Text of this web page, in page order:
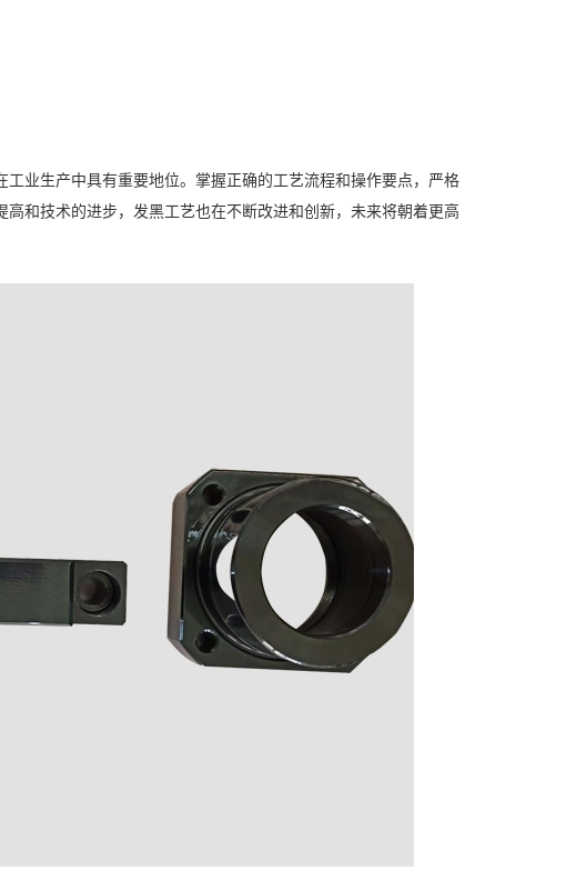
业生产中具有重要地位。掌握正确的工艺流程和操作要点，严格
和技术的进步，发黑工艺也在不断改进和创新，未来将朝着更高